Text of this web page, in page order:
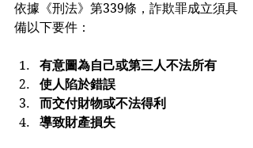
依據《刑法》第339條，詐欺罪成立須具
備以下要件：
有意圖為自己或第三人不法所有
使人陷於錯誤
而交付財物或不法得利
導致財產損失